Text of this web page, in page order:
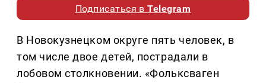
Подписаться вTelegram
В Новокузнецком округе пять человек, в
том числе двое детей, пострадали в
лобовом столкновении. «Фольксваген